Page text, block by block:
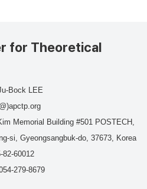
for Theoretical
Bock LEE
Memorial Building #501 POSTECH,
si, Gyeongsangbuk-do, 37673, Korea
82-60012
279-8679